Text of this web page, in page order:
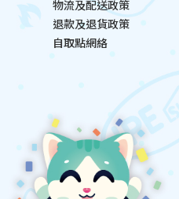
物流及配送政策
退款及退貨政策
自取點網絡